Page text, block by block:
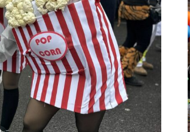
INDUSTRIELLER CHIC: WIE
KUNSTSTOFFFENSTER DEN
LOFT-STIL IN IHREM
EINFAMILIENHAUS
UNTERSTÜTZEN